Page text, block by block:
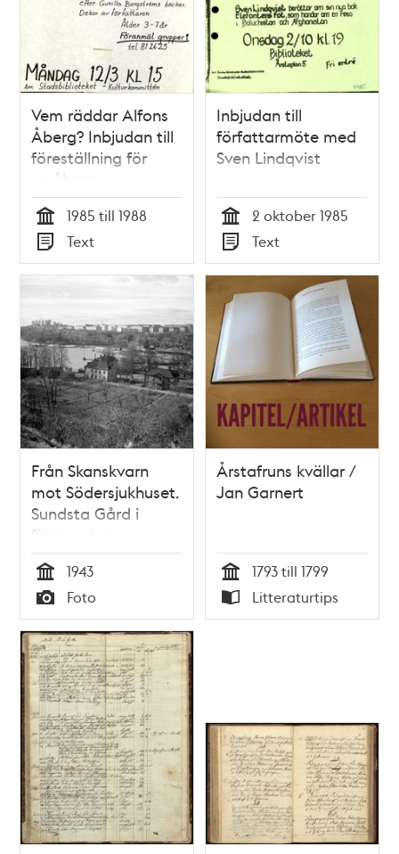
Vem räddar Alfons
Åberg? Inbjudan till
föreställning för
småbarn
Tid
1985 till 1988
Typ
Text
Inbjudan till
författarmöte med
Sven Lindqvist
Tid
2 oktober 1985
Typ
Text
Från Skanskvarn
mot Södersjukhuset.
Sundsta Gård i
förgrunden
Tid
1943
Typ
Foto
Årstafruns kvällar /
Jan Garnert
Tid
1793 till 1799
Typ
Litteraturtips